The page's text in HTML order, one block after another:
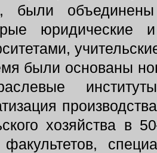
были
юридические
были основаны
хозяйства в
факультетов,